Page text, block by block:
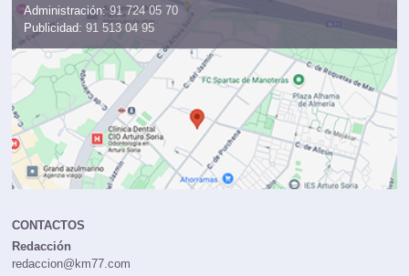
Administración: 91 724 05 70
Publicidad: 91 513 04 95
CONTACTOS
Redacción
redaccion@km77.com